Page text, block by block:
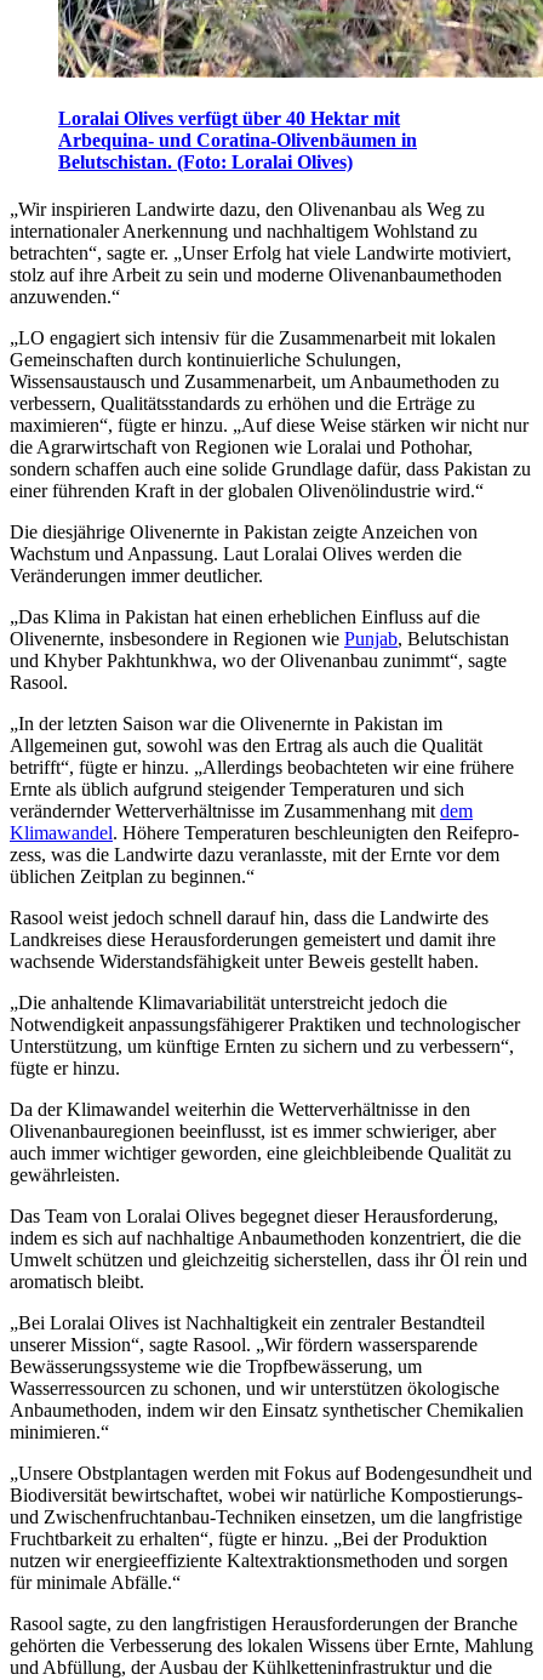
Loralai Olives verfügt über 40 Hektar mit
Arbequina- und Coratina-Olivenbäumen in
Belutschistan. (Foto: Loralai Olives)
„Wir inspirieren Landwirte dazu, den Olivenanbau als Weg zu
internationaler Anerkennung und nachhaltigem Wohlstand zu
betrachten“, sagte er. „Unser Erfolg hat viele Landwirte motiviert,
stolz auf ihre Arbeit zu sein und moderne Olivenanbaumethoden
anzuwenden.“
„LO engagiert sich intensiv für die Zusammenarbeit mit lokalen
Gemeinschaften durch kontinuierliche Schulungen,
Wissensaustausch und Zusammenarbeit, um Anbaumethoden zu
verbessern, Qualitätsstandards zu erhöhen und die Erträge zu
maximieren“, fügte er hinzu. „Auf diese Weise stärken wir nicht nur
die Agrarwirtschaft von Regionen wie Loralai und Pothohar,
sondern schaffen auch eine solide Grundlage dafür, dass Pakistan zu
einer führenden Kraft in der globalen Olivenölindustrie wird.“
Die diesjährige Olivenernte in Pakistan zeigte Anzeichen von
Wachstum und Anpassung. Laut Loralai Olives werden die
Veränderungen immer deutlicher.
„Das Klima in Pakistan hat einen erheblichen Einfluss auf die
Olivenernte, insbesondere in Regionen wie Punjab, Belutschistan
und Khyber Pakhtunkhwa, wo der Olivenanbau zunimmt“, sagte
Rasool.
„In der letzten Saison war die Olivenernte in Pakistan im
Allgemeinen gut, sowohl was den Ertrag als auch die Qualität
betrifft“, fügte er hinzu. „Allerdings beobachteten wir eine frühere
Ernte als üblich aufgrund steigender Temperaturen und sich
verändernder Wetterverhältnisse im Zusammenhang mitdem
Klimawandel. Höhere Temper­aturen beschleunigten den Reife­pro­
zess, was die Landwirte dazu veranlasste, mit der Ernte vor dem
übli­chen Zeitplan zu beginnen.“
Rasool weist jedoch schnell darauf hin, dass die Landwirte des
Landkreises diese Herausforderungen gemeistert und damit ihre
wachsende Widerstandsfähigkeit unter Beweis gestellt haben.
„Die anhaltende Klimavariabilität unterstreicht jedoch die
Notwendigkeit anpassungsfähigerer Praktiken und technologischer
Unterstützung, um künftige Ernten zu sichern und zu verbessern“,
fügte er hinzu.
Da der Klimawandel weiterhin die Wetterverhäl­tnisse in den
Olivenanbau­regionen beein­flusst, ist es immer schwieriger, aber
auch immer wichtiger geworden, eine gleich­bleibende Qual­ität zu
gew­ähr­leisten.
Das Team von Loralai Olives begegnet dieser Herausforderung,
indem es sich auf nachhaltige Anbaumethoden konzentriert, die die
Umwelt schützen und gleichzeitig sicherstellen, dass ihr Öl rein und
aromatisch bleibt.
„Bei Loralai Olives ist Nachhaltigkeit ein zentraler Bestandteil
unserer Mission“, sagte Rasool. „Wir fördern wassersparende
Bewässerungssysteme wie die Tropfbewässerung, um
Wasserressourcen zu schonen, und wir unterstützen ökologische
Anbaumethoden, indem wir den Einsatz synthetischer Chemikalien
minimieren.“
„Unsere Obstplantagen werden mit Fokus auf Bodengesundheit und
Biodiversität bewirtschaftet, wobei wir natürliche Kompostierungs-
und Zwischenfruchtanbau-Techniken einsetzen, um die langfristige
Fruchtbarkeit zu erhalten“, fügte er hinzu. „Bei der Pro­duk­tion
nutzen wir energieeffiziente Kalt­extraktions­me­tho­den und sorgen
für min­imale Abfälle.“
Rasool sagte, zu den langfristigen Herausforderungen der Branche
gehörten die Verbesserung des lokalen Wissens über Ernte, Mahlung
und Abfüllung, der Ausbau der Kühlketteninfrastruktur und die